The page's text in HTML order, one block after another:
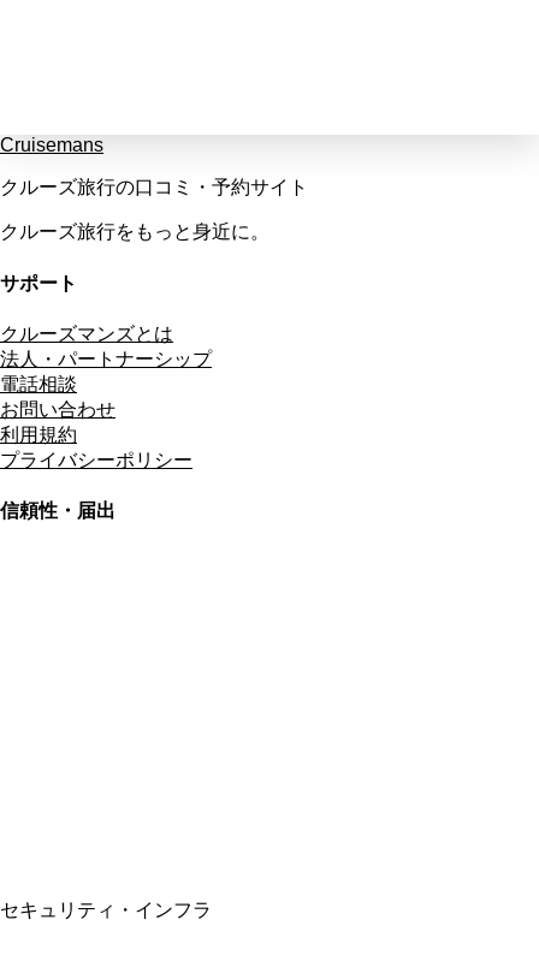
Cruisemans
クルーズ旅行の口コミ・予約サイト
クルーズ旅行をもっと身近に。
サポート
クルーズマンズとは
法人・パートナーシップ
電話相談
お問い合わせ
利用規約
プライバシーポリシー
信頼性・届出
セキュリティ・インフラ